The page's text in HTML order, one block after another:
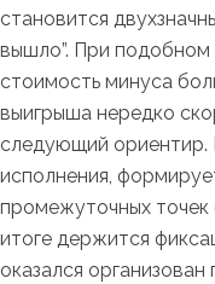
становится
вышло”. При подобном
стоимость минуса
выигрыша нередко
следующий ориентир.
исполнения,
промежуточных точек
итоге держится
оказался